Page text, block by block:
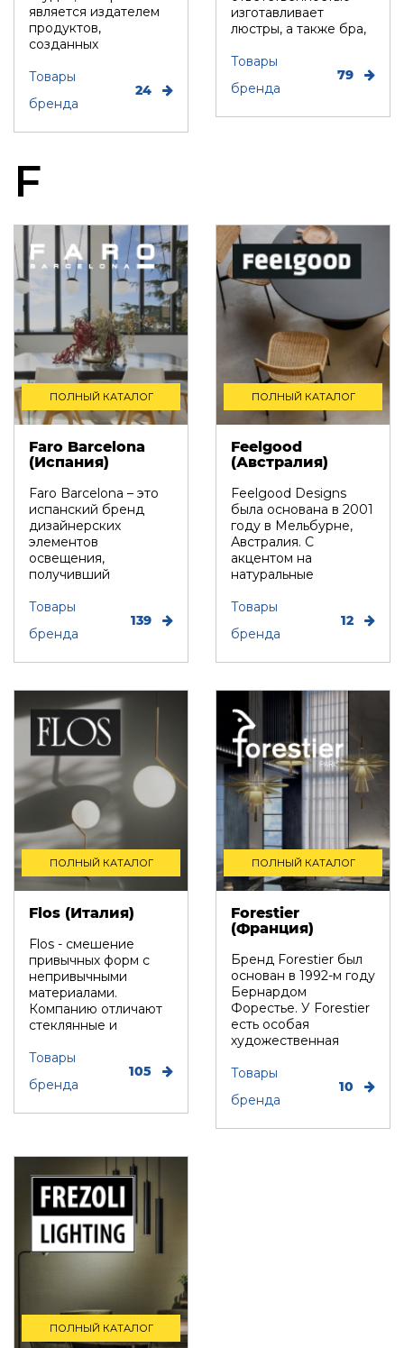
является издателем
продуктов,
созданных
дизайнерами
Товары
бренда
24
изготавливает
люстры, а также бра,
л...
Товары
бренда
79
F
ПОЛНЫЙ КАТАЛОГ
Faro Barcelona
(Испания)
Faro Barcelona – это
испанский бренд
дизайнерских
элементов
освещения,
получивший
благодаря
оригинальному с...
Товары
бренда
139
ПОЛНЫЙ КАТАЛОГ
Feelgood
(Австралия)
Feelgood Designs
была основана в 2001
году в Мельбурне,
Австралия. С
акцентом на
натуральные
инновационный ди...
Товары
бренда
12
ПОЛНЫЙ КАТАЛОГ
Flos (Италия)
Flos - смешение
привычных форм с
непривычными
материалами.
Компанию отличают
стеклянные и
абажуры, бетонные ...
Товары
бренда
105
ПОЛНЫЙ КАТАЛОГ
Forestier
(Франция)
Бренд Forestier был
основан в 1992-м году
Бернардом
Форестье. У Forestier
есть особая
художественная
Товары
бренда
10
ПОЛНЫЙ КАТАЛОГ